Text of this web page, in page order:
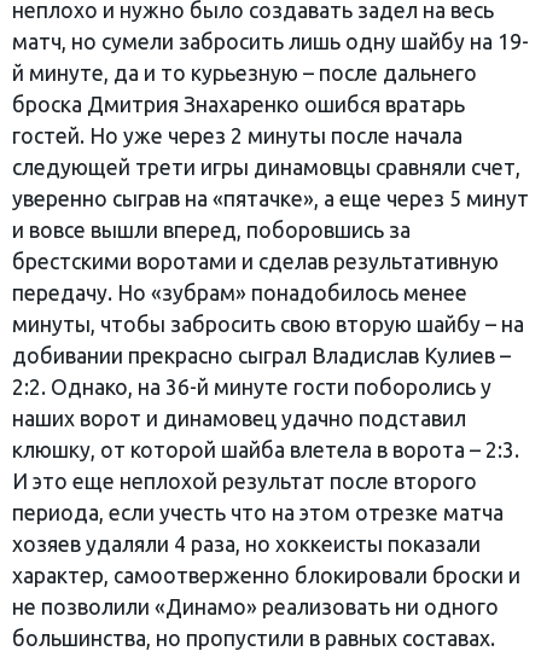
неплохо и нужно было создавать задел на весь
матч, но сумели забросить лишь одну шайбу на 19-
й минуте, да и то курьезную – после дальнего
броска Дмитрия Знахаренко ошибся вратарь
гостей. Но уже через 2 минуты после начала
следующей трети игры динамовцы сравняли счет,
уверенно сыграв на «пятачке», а еще через 5 минут
и вовсе вышли вперед, поборовшись за
брестскими воротами и сделав результативную
передачу. Но «зубрам» понадобилось менее
минуты, чтобы забросить свою вторую шайбу – на
добивании прекрасно сыграл Владислав Кулиев –
2:2. Однако, на 36-й минуте гости поборолись у
наших ворот и динамовец удачно подставил
клюшку, от которой шайба влетела в ворота – 2:3.
И это еще неплохой результат после второго
периода, если учесть что на этом отрезке матча
хозяев удаляли 4 раза, но хоккеисты показали
характер, самоотверженно блокировали броски и
не позволили «Динамо» реализовать ни одного
большинства, но пропустили в равных составах.